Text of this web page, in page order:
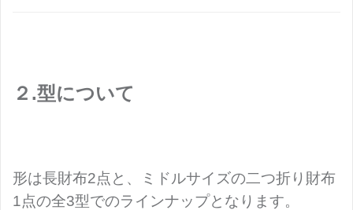
２.型について
形は長財布2点と、ミドルサイズの二つ折り財布
1点の全3型でのラインナップとなります。